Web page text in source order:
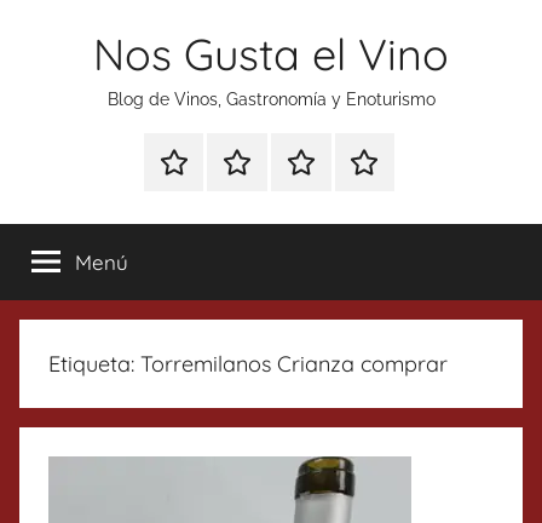
Nos Gusta el Vino
Blog de Vinos, Gastronomía y Enoturismo
Especial
Tonics
Enoturismo
Gastronomía
RankingContacto
Menú
Etiqueta: Torremilanos Crianza comprar